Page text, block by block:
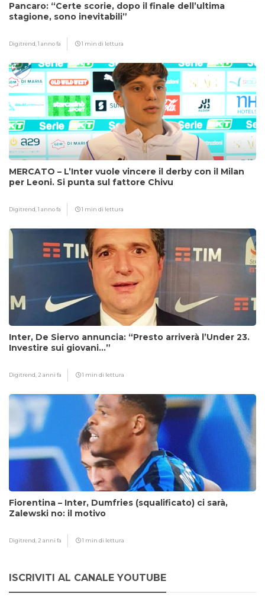
Pancaro: “Certe scorie, dopo il finale dell’ultima
stagione, sono inevitabili”
Digitrend,1 anno fa 1 min di lettura
MERCATO – L’Inter vuole vincere il derby con il Milan
per Leoni. Si punta sul fattore Chivu
Digitrend,1 anno fa 1 min di lettura
Inter, De Siervo annuncia: “Presto arriverà l’Under 23.
Investire sui giovani…”
Digitrend, 2 anni fa 1 min di lettura
Fiorentina – Inter, Dumfries (squalificato) ci sarà,
Zalewski no: il motivo
Digitrend, 2 anni fa 1 min di lettura
ISCRIVITI AL CANALE YOUTUBE